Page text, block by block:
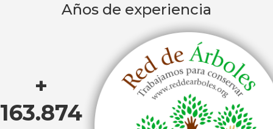
Años de experiencia
+
163.874